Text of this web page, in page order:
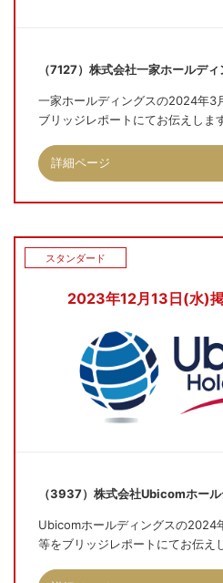
（7127）株式会社一家ホールディ
一家ホールディングスの2024年3
ブリッジレポートにてお伝えしま
詳細ページ
2023年12月13日(水)
スタンダード
（3937）株式会社Ubicomホー
Ubicomホールディングスの2024
等をブリッジレポートにてお伝え